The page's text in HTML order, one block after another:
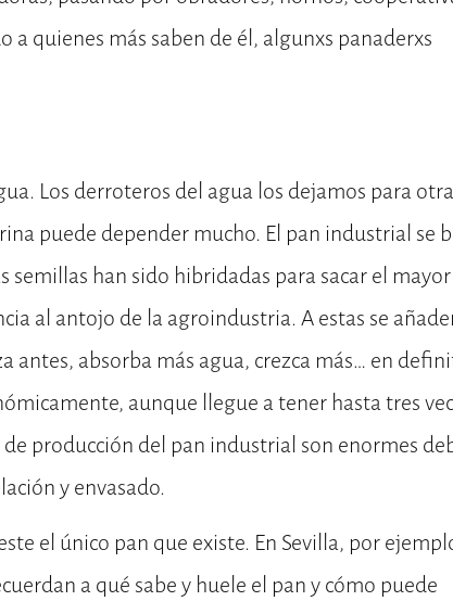
quienes más saben de él, algunxs panaderxs
Los derroteros del agua los dejamos para otra
puede depender mucho. El pan industrial se
semillas han sido hibridadas para sacar el mayor
al antojo de la agroindustria. A estas se
antes, absorba más agua, crezca más… en
aunque llegue a tener hasta tres
producción del pan industrial son enormes
y envasado.
el único pan que existe. En Sevilla, por
a qué sabe y huele el pan y cómo puede